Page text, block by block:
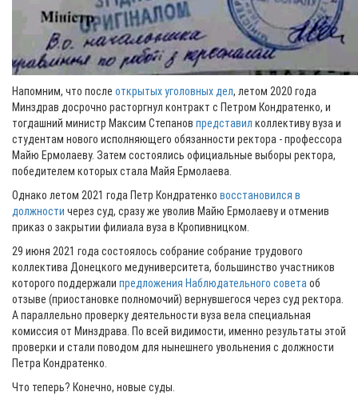
Напомним, что после открытых уголовных дел, летом 2020 года
Минздрав досрочно расторгнул контракт с Петром Кондратенко, и
тогдашний министр Максим Степанов представил коллективу вуза и
студентам нового исполняющего обязанности ректора - профессора
Майю Ермолаеву. Затем состоялись официальные выборы ректора,
победителем которых стала Майя Ермолаева.
Однако летом 2021 года Петр Кондратенко восстановился в
должности через суд, сразу же уволив Майю Ермолаеву и отменив
приказ о закрытии филиала вуза в Кропивницком.
29 июня 2021 года состоялось собрание собрание трудового
коллектива Донецкого медуниверситета, большинство участников
которого поддержали предложения Наблюдательного совета об
отзыве (приостановке полномочий) вернувшегося через суд ректора.
А параллельно проверку деятельности вуза вела специальная
комиссия от Минздрава. По всей видимости, именно результаты этой
проверки и стали поводом для нынешнего увольнения с должности
Петра Кондратенко.
Что теперь? Конечно, новые суды.